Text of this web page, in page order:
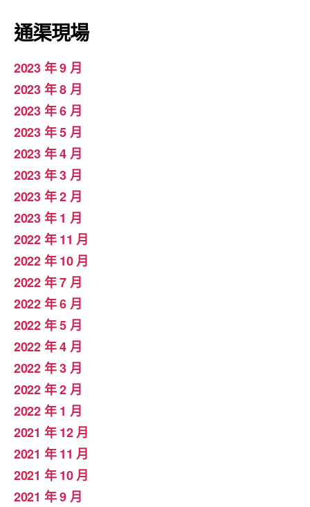
通渠現場
2023 年 9 月
2023 年 8 月
2023 年 6 月
2023 年 5 月
2023 年 4 月
2023 年 3 月
2023 年 2 月
2023 年 1 月
2022 年 11 月
2022 年 10 月
2022 年 7 月
2022 年 6 月
2022 年 5 月
2022 年 4 月
2022 年 3 月
2022 年 2 月
2022 年 1 月
2021 年 12 月
2021 年 11 月
2021 年 10 月
2021 年 9 月